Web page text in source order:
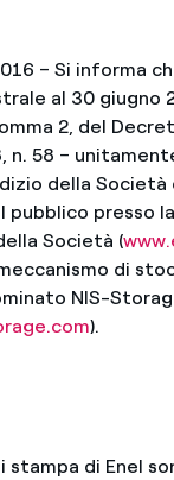
– Si informa
al 30 giugno
2, del
n. 58 –
della Società
pubblico presso
Società (
di
NIS-
).
di Enel